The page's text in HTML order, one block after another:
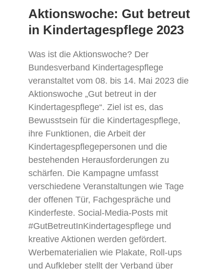
Aktionswoche: Gut betreut
in Kindertagespflege 2023
Was ist die Aktionswoche? Der
Bundesverband Kindertagespflege
veranstaltet vom 08. bis 14. Mai 2023 die
Aktionswoche „Gut betreut in der
Kindertagespflege“. Ziel ist es, das
Bewusstsein für die Kindertagespflege,
ihre Funktionen, die Arbeit der
Kindertagespflegepersonen und die
bestehenden Herausforderungen zu
schärfen. Die Kampagne umfasst
verschiedene Veranstaltungen wie Tage
der offenen Tür, Fachgespräche und
Kinderfeste. Social-Media-Posts mit
#GutBetreutInKindertagespflege und
kreative Aktionen werden gefördert.
Werbematerialien wie Plakate, Roll-ups
und Aufkleber stellt der Verband über